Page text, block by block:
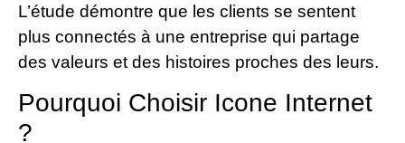
L’étude démontre que les clients se sentent
plus connectés à une entreprise qui partage
des valeurs et des histoires proches des leurs.
Pourquoi Choisir Icone Internet
?